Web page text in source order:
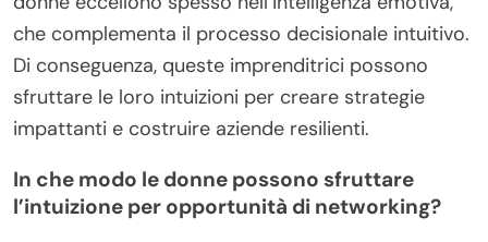
che complementa il processo decisionale intuitivo.
Di conseguenza, queste imprenditrici possono
sfruttare le loro intuizioni per creare strategie
impattanti e costruire aziende resilienti.
In che modo le donne possono sfruttare
l’intuizione per opportunità di networking?